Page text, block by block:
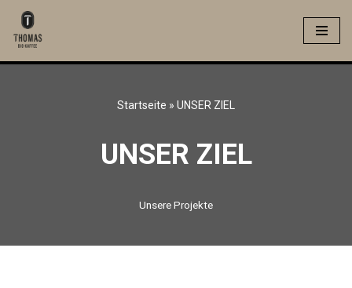
Zum
Inhalt
Startseite » UNSER ZIEL
UNSER ZIEL
Unsere Projekte